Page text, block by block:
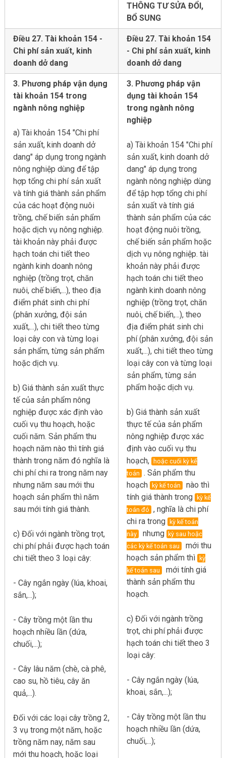
THÔNG TƯ SỬA ĐỔI,
BỔ SUNG
Điều 27. Tài khoản 154 -
Chi phí sản xuất, kinh
doanh dở dang
Điều 27. Tài khoản 154
- Chi phí sản xuất, kinh
doanh dở dang
3. Phương pháp vận dụng
tài khoản 154 trong
ngành nông nghiệp
a) Tài khoản 154 "Chi phí
sản xuất, kinh doanh dở
dang" áp dụng trong ngành
nông nghiệp dùng để tập
hợp tổng chi phí sản xuất
và tính giá thành sản phẩm
của các hoạt động nuôi
trồng, chế biến sản phẩm
hoặc dịch vụ nông nghiệp.
tài khoản này phải được
hạch toán chi tiết theo
ngành kinh doanh nông
nghiệp (trồng trọt, chăn
nuôi, chế biến,...), theo địa
điểm phát sinh chi phí
(phân xưởng, đội sản
xuất,...), chi tiết theo từng
loại cây con và từng loại
sản phẩm, từng sản phẩm
hoặc dịch vụ.
b) Giá thành sản xuất thực
tế của sản phẩm nông
nghiệp được xác định vào
cuối vụ thu hoạch, hoặc
cuối năm. Sản phẩm thu
hoạch năm nào thì tính giá
thành trong năm đó nghĩa là
chi phí chi ra trong năm nay
nhưng năm sau mới thu
hoạch sản phẩm thì năm
sau mới tính giá thành.
c) Đối với ngành trồng trọt,
chi phí phải được hạch toán
chi tiết theo 3 loại cây:
- Cây ngắn ngày (lúa, khoai,
sắn,...);
- Cây trồng một lần thu
hoạch nhiều lần (dứa,
chuối,...);
- Cây lâu năm (chè, cà phê,
cao su, hồ tiêu, cây ăn
quả,...).
Đối với các loại cây trồng 2,
3 vụ trong một năm, hoặc
trồng năm nay, năm sau
mới thu hoạch, hoặc loại
3. Phương pháp vận
dụng tài khoản 154
trong ngành nông
nghiệp
a) Tài khoản 154 "Chi phí
sản xuất, kinh doanh dở
dang" áp dụng trong
ngành nông nghiệp dùng
để tập hợp tổng chi phí
sản xuất và tính giá
thành sản phẩm của các
hoạt động nuôi trồng,
chế biến sản phẩm hoặc
dịch vụ nông nghiệp. tài
khoản này phải được
hạch toán chi tiết theo
ngành kinh doanh nông
nghiệp (trồng trọt, chăn
nuôi, chế biến,...), theo
địa điểm phát sinh chi
phí (phân xưởng, đội sản
xuất,...), chi tiết theo từng
loại cây con và từng loại
sản phẩm, từng sản
phẩm hoặc dịch vụ.
b) Giá thành sản xuất
thực tế của sản phẩm
nông nghiệp được xác
định vào cuối vụ thu
hoạch,
hoặc cuối kỳ kế
toán
. Sản phẩm thu
hoạch
kỳ kế toán
nào thì
tính giá thành trong
kỳ kế
toán đó , nghĩa là chi phí
chi ra trong
kỳ kế toán
này
nhưng kỳ sau hoặc
các kỳ kế toán sau
mới thu
hoạch sản phẩm thì
kỳ
kế toán sau
mới tính giá
thành sản phẩm thu
hoạch.
c) Đối với ngành trồng
trọt, chi phí phải được
hạch toán chi tiết theo 3
loại cây:
- Cây ngắn ngày (lúa,
khoai, sắn,...);
- Cây trồng một lần thu
hoạch nhiều lần (dứa,
chuối,...);